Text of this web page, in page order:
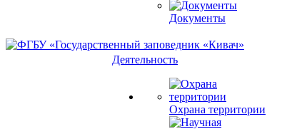
Документы
Деятельность
Охрана территории